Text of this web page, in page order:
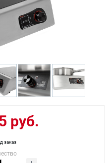
руб.
заказ